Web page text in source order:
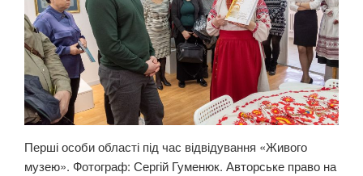
Перші особи області під час відвідування «Живого
музею». Фотограф: Сергій Гуменюк. Авторське право на